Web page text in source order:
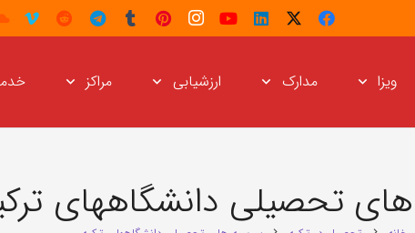
ویزا مدارک ارزشیابی مراکز
تحصیلی دانشگاههای